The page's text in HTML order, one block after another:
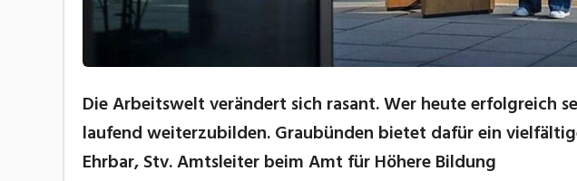
Die Arbeitswelt verändert sich rasant. Wer heute erfolgreich
laufend weiterzubilden. Graubünden bietet dafür ein
Ehrbar, Stv. Amtsleiter beim Amt für Höhere Bildung